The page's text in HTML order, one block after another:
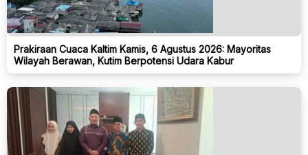
Prakiraan Cuaca Kaltim Kamis, 6 Agustus 2026: Mayoritas
Wilayah Berawan, Kutim Berpotensi Udara Kabur